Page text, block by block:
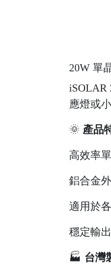
20W 單
iSOLAR
應燈或
🌞 產品
高效率
鋁合金
適用於
穩定輸
🏭 台灣